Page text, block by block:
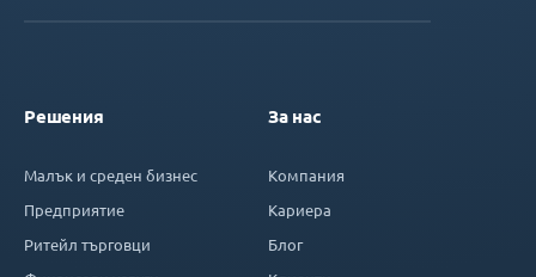
Решения
Малък и среден бизнес
Предприятие
Ритейл търговци
За нас
Компания
Кариера
Блог